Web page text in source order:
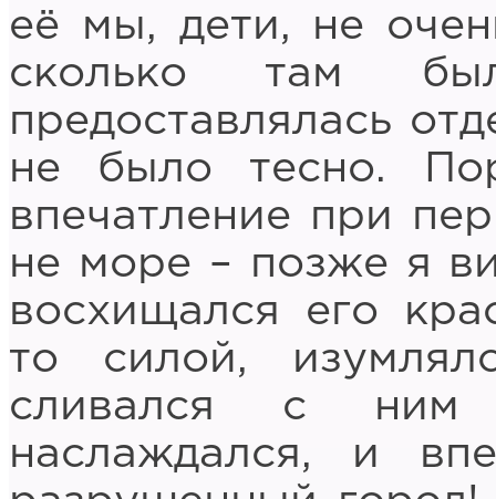
её мы, дети, не
сколько там
предоставлялась
не было тесно.
впечатление при
не море – позже я
восхищался его
то силой,
сливался с ним
наслаждался, и